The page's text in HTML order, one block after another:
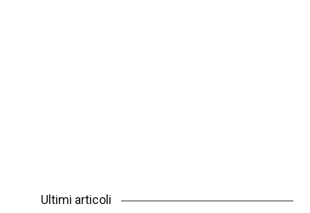
Ultimi articoli